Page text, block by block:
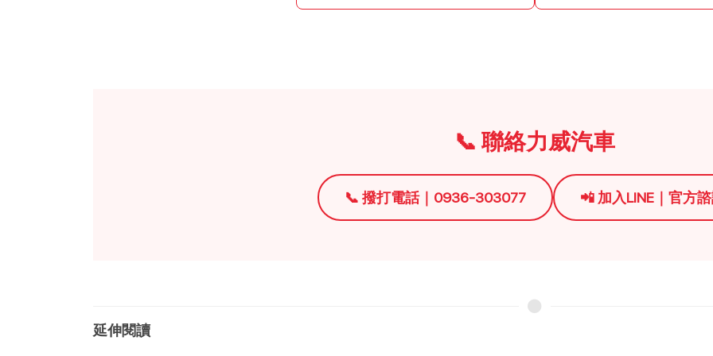
📞 聯絡力威汽車
📞 撥打電話｜0936-303077 📲 加入LINE｜官方
延伸閱讀